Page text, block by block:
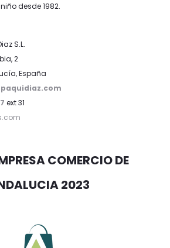
desde 1982.
S.L.
2
España
ext 31
COMERCIO DE
2023